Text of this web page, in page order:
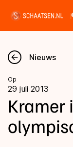
Nieuws
Kalender
Disciplines
Nieuws
Op
29 juli 2013
Kramer